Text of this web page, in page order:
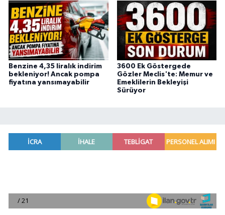
Benzine 4,35 liralık indirim
bekleniyor! Ancak pompa
fiyatına yansımayabilir
3600 Ek Göstergede
Gözler Meclis'te: Memur ve
Emeklilerin Bekleyişi
Sürüyor